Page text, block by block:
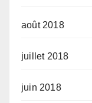
août 2018
juillet 2018
juin 2018